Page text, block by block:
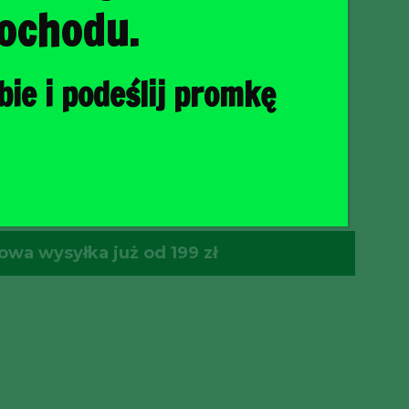
wysyłka już od 199 zł
i podeślij promkę